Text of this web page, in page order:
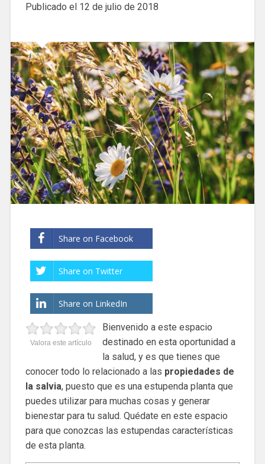
Publicado el 12 de julio de 2018
Share on Facebook
Share on Twitter
Share on LinkedIn
Valora este artículo
Bienvenido a este espacio
destinado en esta oportunidad a
la salud, y es que tienes que
conocer todo lo relacionado a las propiedades de
la salvia, puesto que es una estupenda planta que
puedes utilizar para muchas cosas y generar
bienestar para tu salud. Quédate en este espacio
para que conozcas las estupendas características
de esta planta.